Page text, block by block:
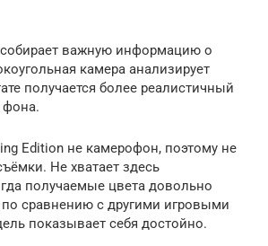
важную информацию о
камера анализирует
получается более реалистичный
Edition не камерофон, поэтому не
Не хватает здесь
получаемые цвета довольно
сравнению с другими игровыми
показывает себя достойно.